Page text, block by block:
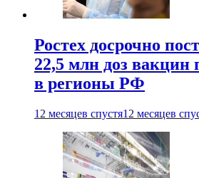
Ростех досрочно
22,5 млн доз вакцин
в регионы РФ
12 месяцев спустя12 месяцев